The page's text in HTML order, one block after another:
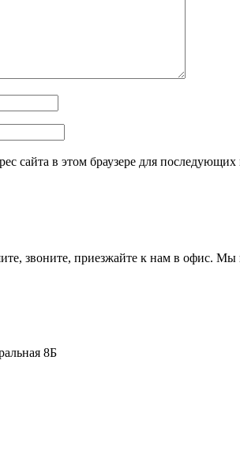
сайта в этом браузере для
звоните, приезжайте к нам в офис.
8Б